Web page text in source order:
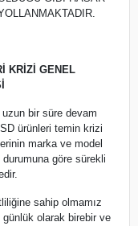
KRİZİ GENEL
uzun bir süre devam
ürünleri temin krizi
marka ve model
göre sürekli
sahip olmamız
günlük olarak birebir ve